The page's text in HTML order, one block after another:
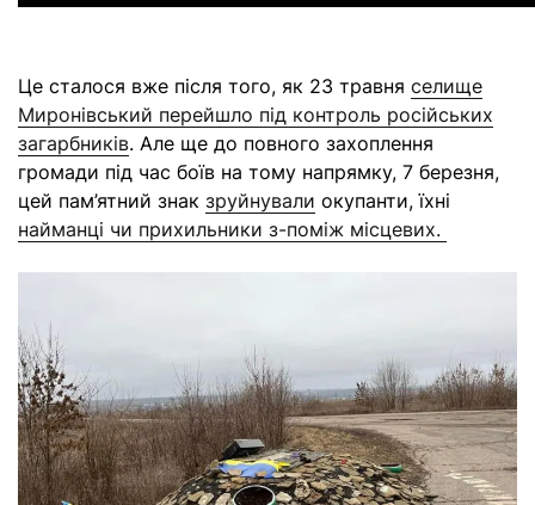
Це сталося вже після того, як 23 травня селище
Миронівський перейшло під контроль російських
загарбників. Але ще до повного захоплення
громади під час боїв на тому напрямку, 7 березня,
цей пам’ятний знак зруйнували окупанти, їхні
найманці чи прихильники з-поміж місцевих.